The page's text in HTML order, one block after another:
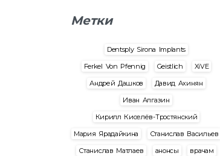
Метки
Dentsply Sirona Implants
Ferkel Von Pfennig
Geistlich
XiVE
Андрей Дашков
Давид Ахинян
Иван Алгазин
Кирилл Киселёв-Тростянский
Мария Ярадайкина
Станислав Васильев
Станислав Матлаев
анонсы
врачам